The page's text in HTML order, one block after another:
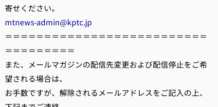
寄せください。
mtnews-admin@kptc.jp
＝＝＝＝＝＝＝＝＝＝＝＝＝＝＝＝＝＝＝＝＝＝＝＝＝＝
＝＝＝＝＝＝＝＝＝
また、メールマガジンの配信先変更および配信停止をご希
望される場合は、
お手数ですが、解除されるメールアドレスをご記入の上、